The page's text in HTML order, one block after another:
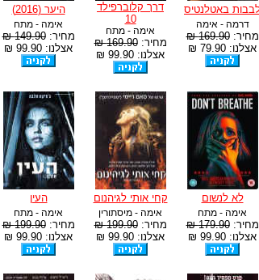
באטלנטיס
דרמה - אימה
מחיר:169.90 ₪
אצלנו: 79.90 ₪
דרך קלוברפילד
10
אימה - מתח
מחיר:169.90 ₪
אצלנו: 99.90 ₪
היער (2016)
אימה - מתח
מחיר:149.90 ₪
אצלנו: 99.90 ₪
לא לנשום
אימה - מתח
מחיר:179.90 ₪
אצלנו: 99.90 ₪
קחי אותי לגיהנום
אימה - מיסתורין
מחיר:199.90 ₪
אצלנו: 99.90 ₪
העין
אימה - מתח
מחיר:199.90 ₪
אצלנו: 99.90 ₪